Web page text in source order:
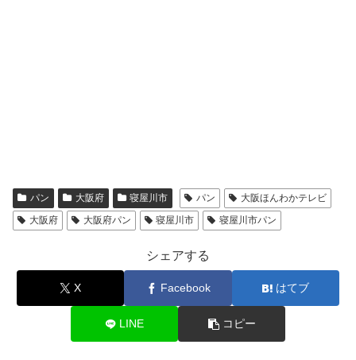
パン 大阪府 寝屋川市 パン
大阪ほんわかテレビ
大阪府
大阪府パン 寝屋川市 寝屋川市パン
シェアする
X Facebook はてブ
LINE コピー